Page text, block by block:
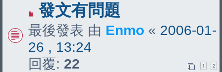
發文有問題
最後發表 由 Enmo « 2006-01-
26 , 13:24
回覆: 22 1 2